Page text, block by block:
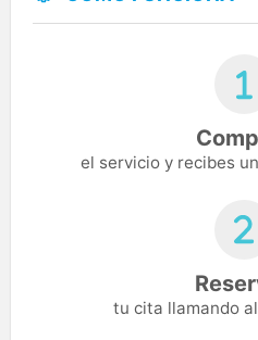
el servicio y recibes
tu cita llamando